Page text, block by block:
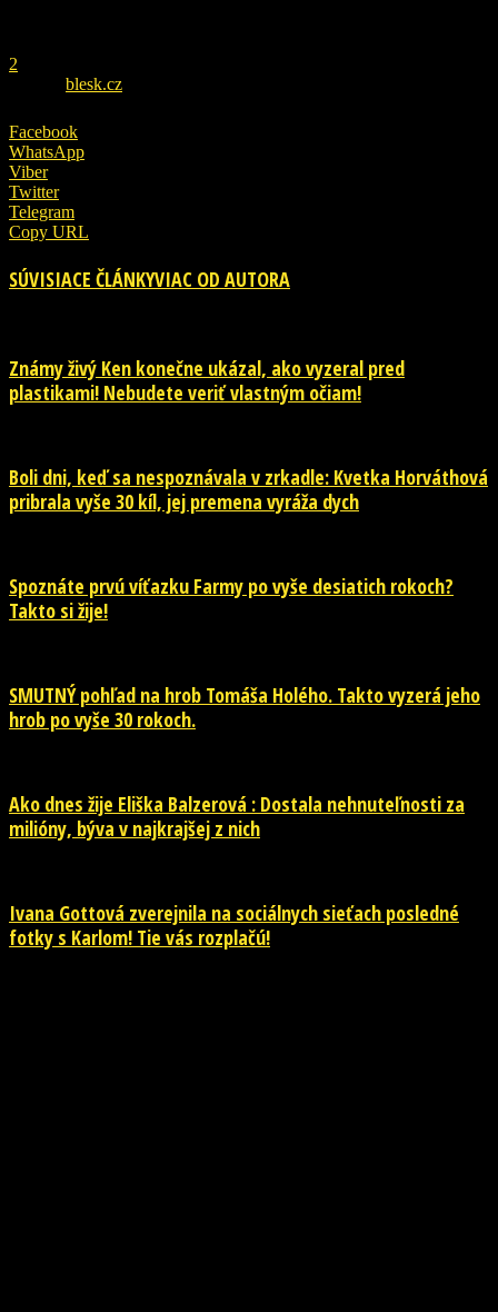
2
blesk.cz
Facebook
WhatsApp
Viber
Twitter
Telegram
Copy URL
SÚVISIACE ČLÁNKYVIAC OD AUTORA
Známy živý Ken konečne ukázal, ako vyzeral pred
plastikami! Nebudete veriť vlastným očiam!
Boli dni, keď sa nespoznávala v zrkadle: Kvetka Horváthová
pribrala vyše 30 kíl, jej premena vyráža dych
Spoznáte prvú víťazku Farmy po vyše desiatich rokoch?
Takto si žije!
SMUTNÝ pohľad na hrob Tomáša Holého. Takto vyzerá jeho
hrob po vyše 30 rokoch.
Ako dnes žije Eliška Balzerová : Dostala nehnuteľnosti za
milióny, býva v najkrajšej z nich
Ivana Gottová zverejnila na sociálnych sieťach posledné
fotky s Karlom! Tie vás rozplačú!